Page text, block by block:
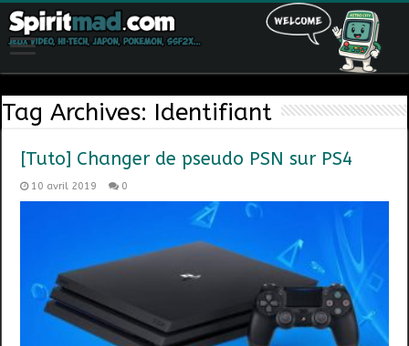
Tag Archives: Identifiant
[Tuto] Changer de pseudo PSN sur PS4
10 avril 2019 0